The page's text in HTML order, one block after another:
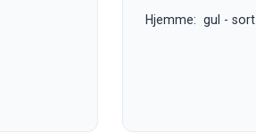
Hjemme: gul - sort